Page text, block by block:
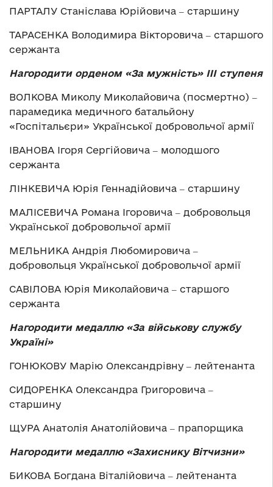
ПАРТАЛУ Станіслава Юрійовича ‒ старшину
ТАРАСЕНКА Володимира Вікторовича ‒ старшого
сержанта
Нагородити орденом «За мужність» III ступеня
ВОЛКОВА Миколу Миколайовича (посмертно) ‒
парамедика медичного батальйону
«Госпітальєри» Української добровольчої армії
ІВАНОВА Ігоря Сергійовича ‒ молодшого
сержанта
ЛІНКЕВИЧА Юрія Геннадійовича ‒ старшину
МАЛІСЕВИЧА Романа Ігоровича ‒ добровольця
Української добровольчої армії
МЕЛЬНИКА Андрія Любомировича ‒
добровольця Української добровольчої армії
САВІЛОВА Юрія Миколайовича ‒ старшого
сержанта
Нагородити медаллю «За військову службу
Україні»
ГОНЮКОВУ Марію Олександрівну ‒ лейтенанта
СИДОРЕНКА Олександра Григоровича ‒
старшину
ЩУРА Анатолія Анатолійовича ‒ прапорщика
Нагородити медаллю «Захиснику Вітчизни»
БИКОВА Богдана Віталійовича ‒ лейтенанта